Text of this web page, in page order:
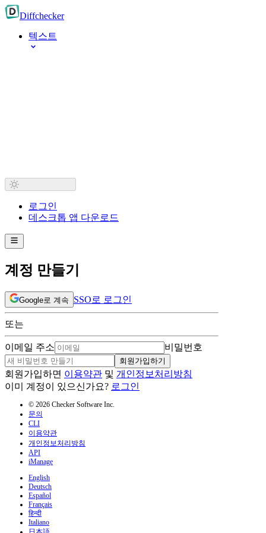
Diffchecker
텍스트
로그인
데스크톱 앱 다운로드
계정 만들기
Google로 계속 SSO로 로그인
또는
이메일 주소 비밀번호
회원가입하기
회원가입하면 이용약관 및 개인정보처리방침
이미 계정이 있으신가요? 로그인
© 2026 Checker Software Inc.
문의
CLI
이용약관
개인정보처리방침
API
iManage
English
Deutsch
Español
Français
हिन्दी
Italiano